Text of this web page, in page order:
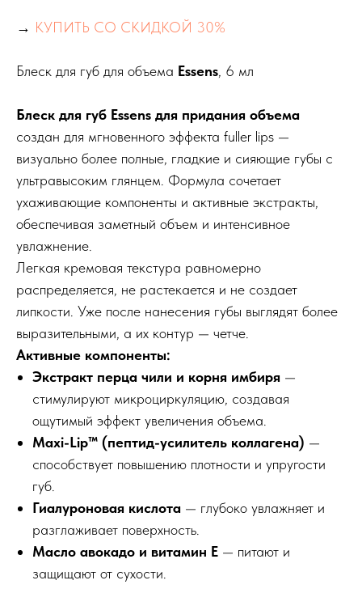
→ КУПИТЬ СО СКИДКОЙ 30%
Блеск для губ для объема Essens, 6 мл
Блеск для губ Essens для придания объема
создан для мгновенного эффекта fuller lips —
визуально более полные, гладкие и сияющие губы с
ультравысоким глянцем. Формула сочетает
ухаживающие компоненты и активные экстракты,
обеспечивая заметный объем и интенсивное
увлажнение.
Легкая кремовая текстура равномерно
распределяется, не растекается и не создает
липкости. Уже после нанесения губы выглядят более
выразительными, а их контур — четче.
Активные компоненты:
Экстракт перца чили и корня имбиря —
стимулируют микроциркуляцию, создавая
ощутимый эффект увеличения объема.
Maxi-Lip™ (пептид-усилитель коллагена) —
способствует повышению плотности и упругости
губ.
Гиалуроновая кислота — глубоко увлажняет и
разглаживает поверхность.
Масло авокадо и витамин Е — питают и
защищают от сухости.